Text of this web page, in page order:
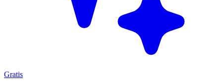
Gratis